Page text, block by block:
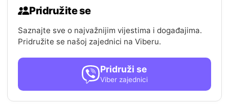
Pridružite se
Saznajte sve o najvažnijim vijestima i događajima.
Pridružite se našoj zajednici na Viberu.
Pridruži se
Viber zajednici